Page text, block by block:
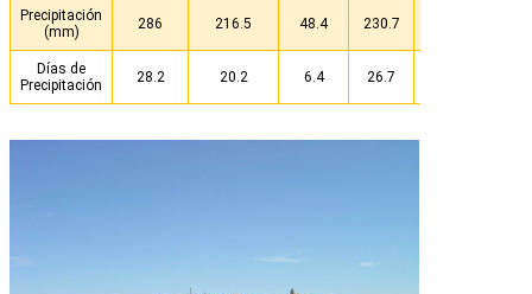
Precipitación
(mm)
286 216.5 48.4 230.7
Días de
Precipitación
28.2 20.2 6.4 26.7